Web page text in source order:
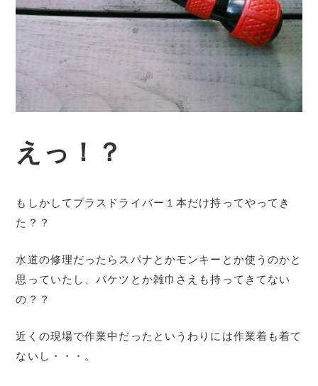
えっ！？
もしかしてプラスドライバー１本だけ持ってやってき
た？？
水道の修理だったらスパナとかモンキーとか使うのかと
思っていたし、バケツとか雑巾さえも持ってきてない
の？？
近くの現場で作業中だったというわりには作業着も着て
ないし・・・。